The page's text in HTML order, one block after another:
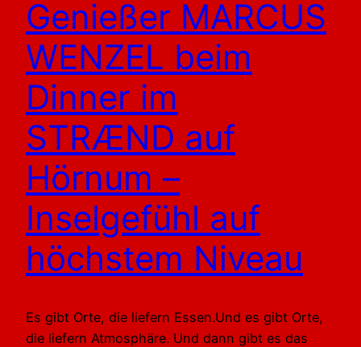
Genießer MARCUS
WENZEL beim
Dinner im
STRÆND auf
Hörnum –
Inselgefühl auf
höchstem Niveau
Es gibt Orte, die liefern Essen.Und es gibt Orte,
die liefern Atmosphäre. Und dann gibt es das